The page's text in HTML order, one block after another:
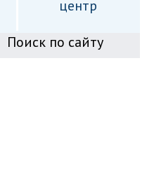
центр
Поиск по сайту